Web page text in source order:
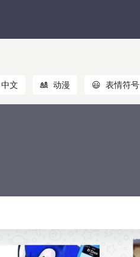
中文 🎎 动漫 😃 表情符号